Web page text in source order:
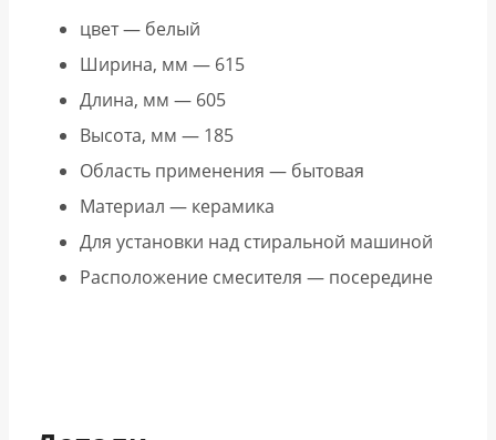
цвет — белый
Ширина, мм — 615
Длина, мм — 605
Высота, мм — 185
Область применения — бытовая
Материал — керамика
Для установки над стиральной машиной
Расположение смесителя — посередине